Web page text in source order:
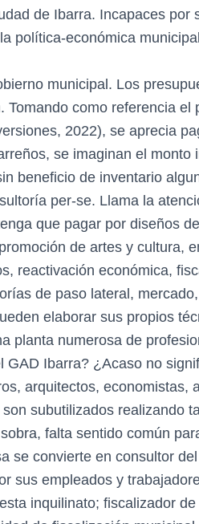
de Ibarra. Incapaces
política-económica
municipal. Los
Tomando como referencia
2022), se aprecia
se imaginan el
beneficio de inventario
per-se. Llama la
que pagar por diseños
de artes y cultura,
reactivación económica,
de paso lateral,
elaborar sus propios
planta numerosa de
GAD Ibarra? ¿Acaso no
arquitectos, economistas,
subutilizados realizando
falta sentido común
se convierte en consultor
sus empleados y
inquilinato; fiscalizador